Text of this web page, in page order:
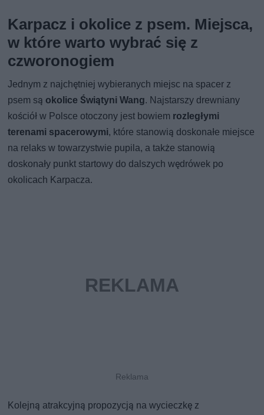
Karpacz i okolice z psem. Miejsca,
w które warto wybrać się z
czworonogiem
Jednym z najchętniej wybieranych miejsc na spacer z
psem są okolice Świątyni Wang. Najstarszy drewniany
kościół w Polsce otoczony jest bowiem rozległymi
terenami spacerowymi, które stanowią doskonałe miejsce
na relaks w towarzystwie pupila, a także stanowią
doskonały punkt startowy do dalszych wędrówek po
okolicach Karpacza.
Kolejną atrakcyjną propozycją na wycieczkę z